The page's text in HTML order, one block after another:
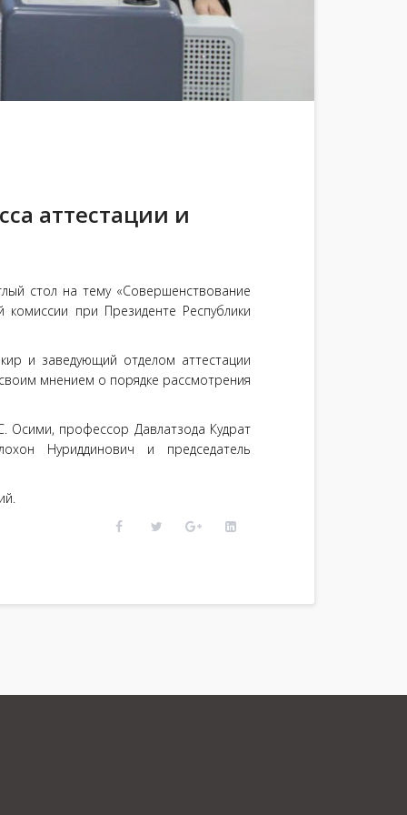
аттестации и
стол на тему «Совершенствование
при Президенте Республики
и заведующий отделом аттестации
мнением о порядке рассмотрения
Осими, профессор Давлатзода Кудрат
Нуриддинович и председатель